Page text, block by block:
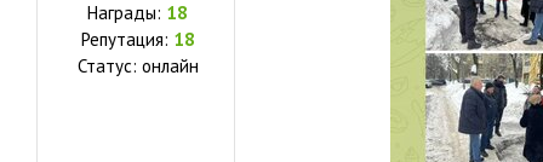
Награды: 18
Репутация: 18
Статус: онлайн